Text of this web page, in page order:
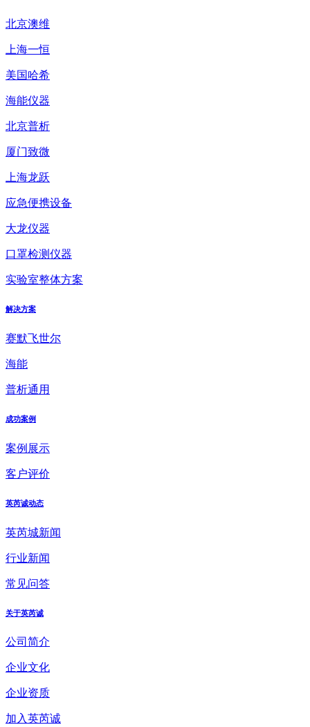
北京澳维
上海一恒
美国哈希
海能仪器
北京普析
厦门致微
上海龙跃
应急便携设备
大龙仪器
口罩检测仪器
实验室整体方案
解决方案
赛默飞世尔
海能
普析通用
成功案例
案例展示
客户评价
英芮诚动态
英芮城新闻
行业新闻
常见问答
关于英芮诚
公司简介
企业文化
企业资质
加入英芮诚